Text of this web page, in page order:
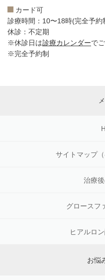
カード可
診療時間：10〜18時(完全予約
休診：不定期
※休診日は診療カレンダーで
※完全予約制
サイトマップ
治療
グロースフ
ヒアルロ
お悩